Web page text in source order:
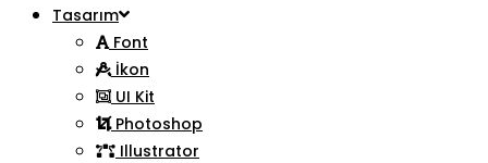
Tasarım
Font
İkon
UI Kit
Photoshop
Illustrator